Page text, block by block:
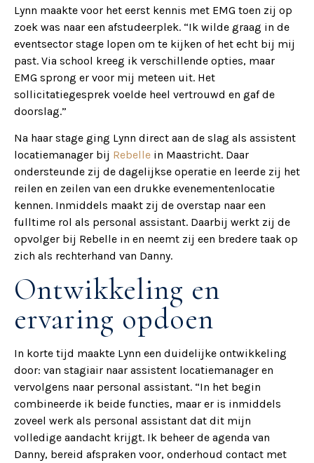
Lynn maakte voor het eerst kennis met EMG toen zij op
zoek was naar een afstudeerplek. “Ik wilde graag in de
eventsector stage lopen om te kijken of het echt bij mij
past. Via school kreeg ik verschillende opties, maar
EMG sprong er voor mij meteen uit. Het
sollicitatiegesprek voelde heel vertrouwd en gaf de
doorslag.”
Na haar stage ging Lynn direct aan de slag als assistent
locatiemanager bij Rebelle in Maastricht. Daar
ondersteunde zij de dagelijkse operatie en leerde zij het
reilen en zeilen van een drukke evenementenlocatie
kennen. Inmiddels maakt zij de overstap naar een
fulltime rol als personal assistant. Daarbij werkt zij de
opvolger bij Rebelle in en neemt zij een bredere taak op
zich als rechterhand van Danny.
Ontwikkeling en
ervaring opdoen
In korte tijd maakte Lynn een duidelijke ontwikkeling
door: van stagiair naar assistent locatiemanager en
vervolgens naar personal assistant. “In het begin
combineerde ik beide functies, maar er is inmiddels
zoveel werk als personal assistant dat dit mijn
volledige aandacht krijgt. Ik beheer de agenda van
Danny, bereid afspraken voor, onderhoud contact met